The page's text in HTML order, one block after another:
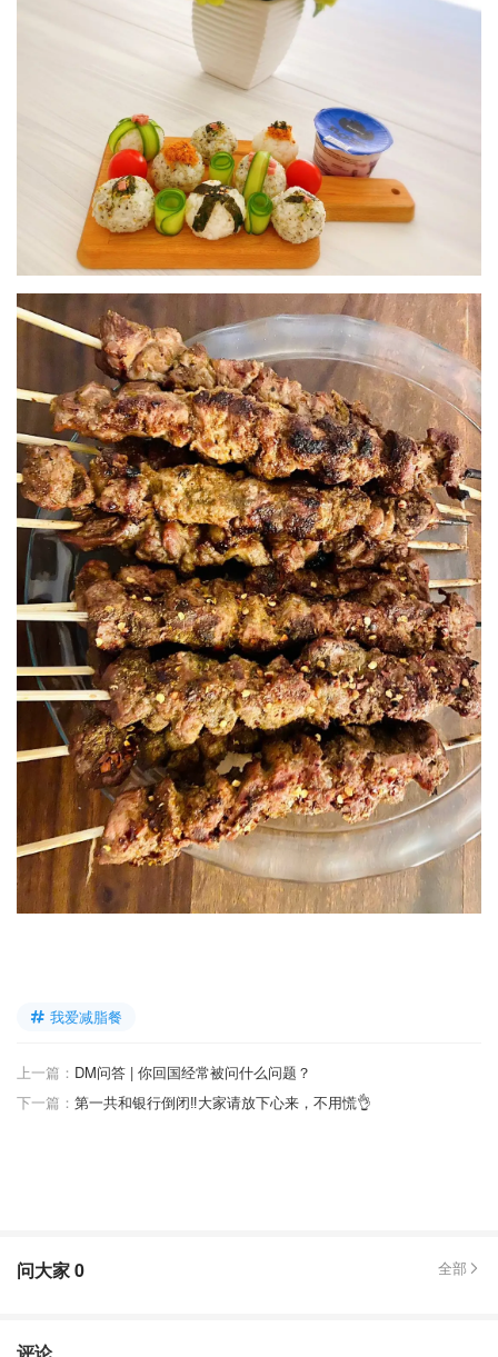
我爱减脂餐
上一篇： DM问答 | 你回国经常被问什么问题？
下一篇： 第一共和银行倒闭‼️大家请放下心来，不用慌👌
问大家0 全部
评论